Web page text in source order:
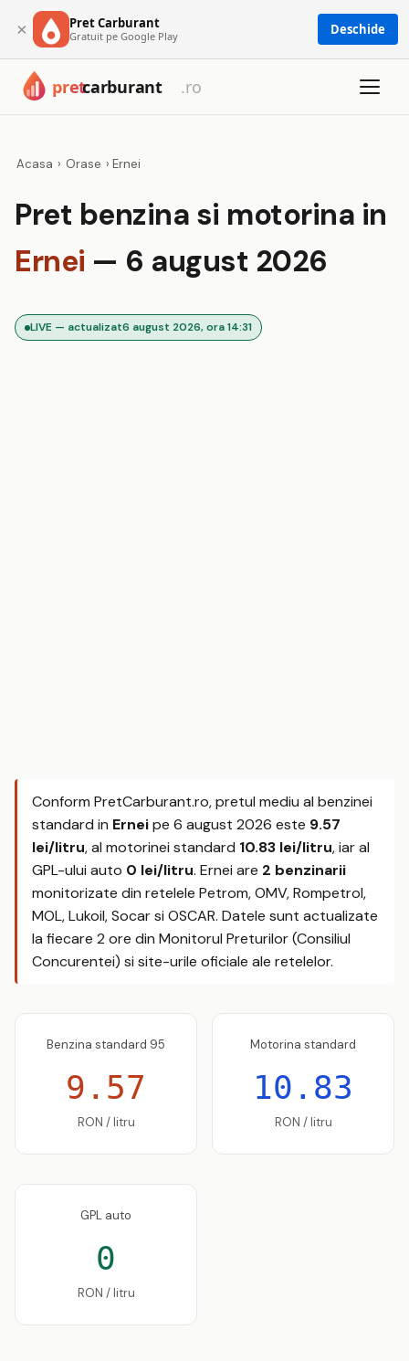
× Pret Carburant
Gratuit pe Google Play Deschide
Acasa › Orase › Ernei
Pret benzina si motorina in
Ernei — 6 august 2026
LIVE — actualizat6 august 2026, ora 14:31
Conform PretCarburant.ro, pretul mediu al benzinei
standard in Erneipe 6 august 2026 este 9.57
lei/litru, al motorinei standard 10.83 lei/litru, iar al
GPL-ului auto 0 lei/litru. Ernei are 2 benzinarii
monitorizate din retelele Petrom, OMV, Rompetrol,
MOL, Lukoil, Socar si OSCAR. Datele sunt actualizate
la fiecare 2 ore din Monitorul Preturilor (Consiliul
Concurentei) si site-urile oficiale ale retelelor.
Benzina standard 95
9.57
RON / litru
Motorina standard
10.83
RON / litru
GPL auto
0
RON / litru